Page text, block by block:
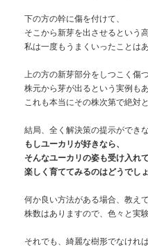
下の方の幹に傷を付けて、
そこから新芽を出させるという
私は一度もうまくいったことは
上の方の新芽部分をしつこく傷
株元から芽が出るという実例も
これも本当にその株次第で絶対
結局、全く解決策の提示ができ
もしユーカリが好きなら、
そんなユーカリの姿も受け入れ
楽しく育ててみるのはどうでし
何か良い方法がある場合、教え
株数はありますので、色々と実
それでも、綺麗な樹形でなけれ